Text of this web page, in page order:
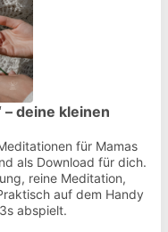
– deine kleinen
für Mamas
als Download für dich.
reine Meditation,
auf dem Handy
abspielt.